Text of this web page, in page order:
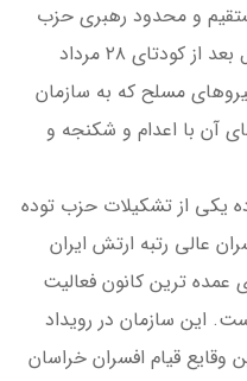
و محدود رهبري حزب
توده ايران سامان داده بود. يك سال بعد از كودتاي ۲۸ مرداد
مسلح كه به سازمان
آن با اعدام و شكنجه و
یکی از تشکیلات حزب توده
وسیله افسران عالی رتبه ارتش ایران
عمده ترین کانون فعالیت
این سازمان در رویداد
وقایع قیام افسران خراسان